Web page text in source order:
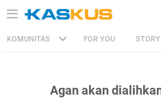
KOMUNITAS FOR YOU STORY
Agan akan